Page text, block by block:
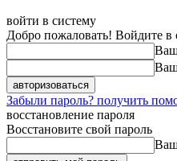
войти в систему
Добро пожаловать! Войдите в
Забыли пароль? получить
восстановление пароля
Восстановите свой пароль
Ваш